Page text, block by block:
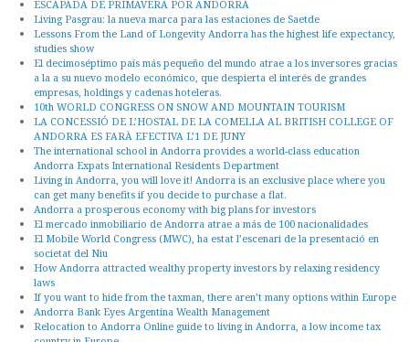
ESCAPADA DE PRIMAVERA POR ANDORRA
Living Pasgrau: la nueva marca para las estaciones de Saetde
Lessons From the Land of Longevity Andorra has the highest life expectancy,
studies show
El decimoséptimo país más pequeño del mundo atrae a los inversores gracias
a la a su nuevo modelo económico, que despierta el interés de grandes
empresas, holdings y cadenas hoteleras.
10th WORLD CONGRESS ON SNOW AND MOUNTAIN TOURISM
LA CONCESSIÓ DE L’HOSTAL DE LA COMELLA AL BRITISH COLLEGE OF
ANDORRA ES FARÀ EFECTIVA L’1 DE JUNY
The international school in Andorra provides a world-class education
Andorra Expats International Residents Department
Living in Andorra, you will love it! Andorra is an exclusive place where you
can get many benefits if you decide to purchase a flat.
Andorra a prosperous economy with big plans for investors
El mercado inmobiliario de Andorra atrae a más de 100 nacionalidades
El Mobile World Congress (MWC), ha estat l’escenari de la presentació en
societat del Niu
How Andorra attracted wealthy property investors by relaxing residency
laws
If you want to hide from the taxman, there aren’t many options within Europe
Andorra Bank Eyes Argentina Wealth Management
Relocation to Andorra Online guide to living in Andorra, a low income tax